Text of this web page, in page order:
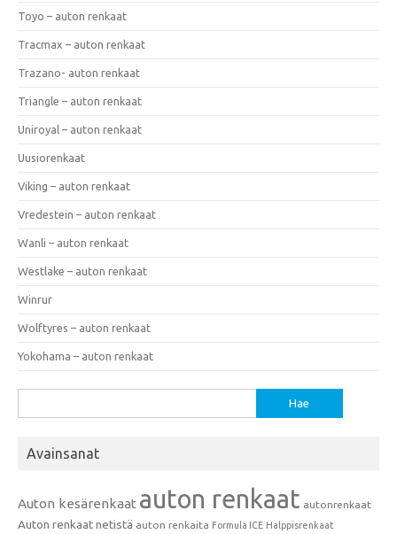
Toyo – auton renkaat
Tracmax – auton renkaat
Trazano- auton renkaat
Triangle – auton renkaat
Uniroyal – auton renkaat
Uusiorenkaat
Viking – auton renkaat
Vredestein – auton renkaat
Wanli – auton renkaat
Westlake – auton renkaat
Winrur
Wolftyres – auton renkaat
Yokohama – auton renkaat
Avainsanat
Auton kesärenkaat auton renkaat autonrenkaat
Auton renkaat netistä auton renkaita Formula ICE Halppisrenkaat